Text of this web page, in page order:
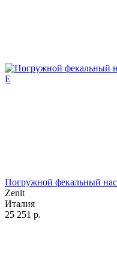
Погружной фекальный
Zenit
Италия
25 251 р.